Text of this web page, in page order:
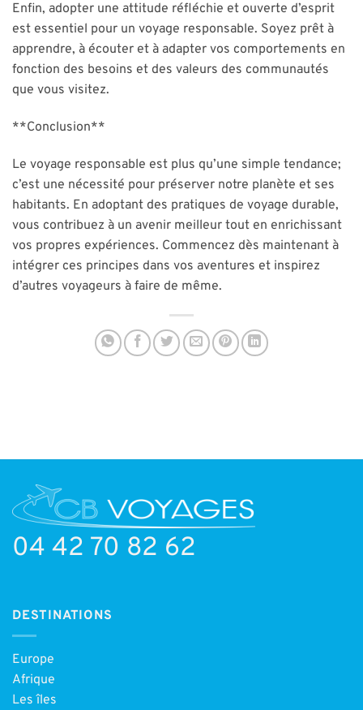
Enfin, adopter une attitude réfléchie et ouverte d’esprit
est essentiel pour un voyage responsable. Soyez prêt à
apprendre, à écouter et à adapter vos comportements en
fonction des besoins et des valeurs des communautés
que vous visitez.
**Conclusion**
Le voyage responsable est plus qu’une simple tendance;
c’est une nécessité pour préserver notre planète et ses
habitants. En adoptant des pratiques de voyage durable,
vous contribuez à un avenir meilleur tout en enrichissant
vos propres expériences. Commencez dès maintenant à
intégrer ces principes dans vos aventures et inspirez
d’autres voyageurs à faire de même.
04 42 70 82 62
DESTINATIONS
Europe
Afrique
Les îles